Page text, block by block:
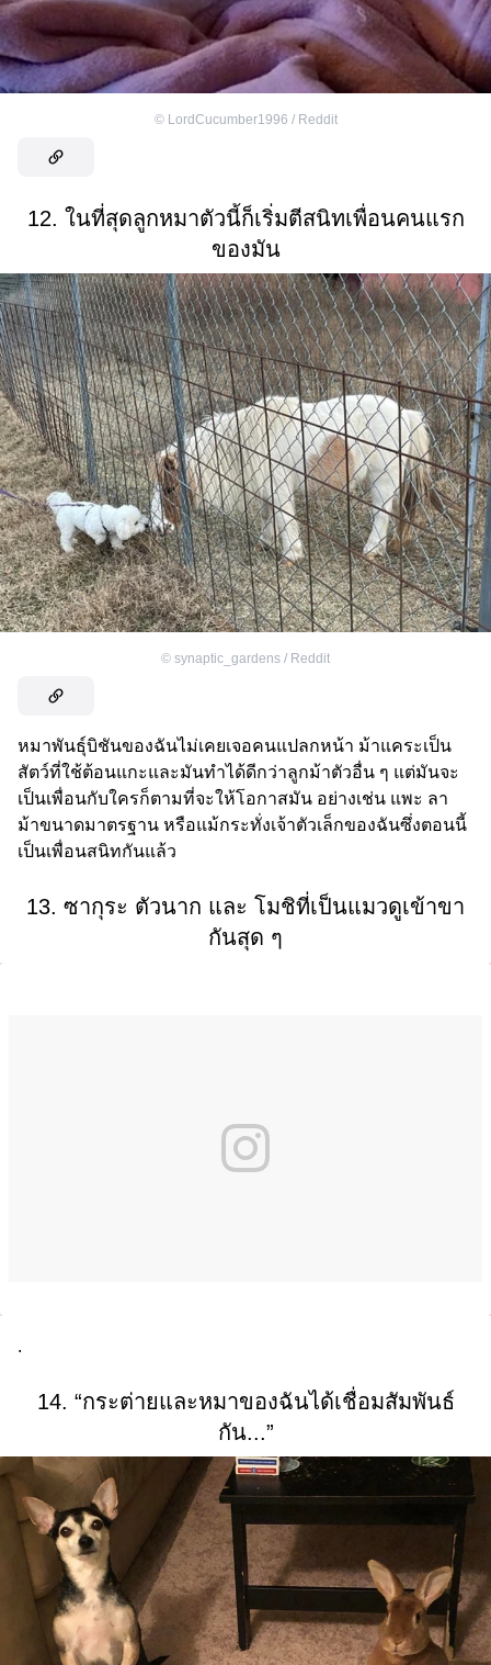
© LordCucumber1996 / Reddit
12. ในที่สุดลูกหมาตัวนี้ก็เริ่มตีสนิทเพื่อนคนแรก
ของมัน
© synaptic_gardens / Reddit
หมาพันธุ์บิชันของฉันไม่เคยเจอคนแปลกหน้า ม้าแคระเป็น
สัตว์ที่ใช้ต้อนแกะและมันทำได้ดีกว่าลูกม้าตัวอื่น ๆ แต่มันจะ
เป็นเพื่อนกับใครก็ตามที่จะให้โอกาสมัน อย่างเช่น แพะ ลา
ม้าขนาดมาตรฐาน หรือแม้กระทั่งเจ้าตัวเล็กของฉันซึ่งตอนนี้
เป็นเพื่อนสนิทกันแล้ว
13. ซากุระ ตัวนาก และ โมชิที่เป็นแมวดูเข้าขา
กันสุด ๆ
.
14. “กระต่ายและหมาของฉันได้เชื่อมสัมพันธ์
กัน...”